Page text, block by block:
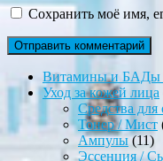
Сохранить моё имя,
Витамины и БАДы
Уход за кожей лица
Средства
Тонер / Мист
Ампулы 1111
Эссенция /